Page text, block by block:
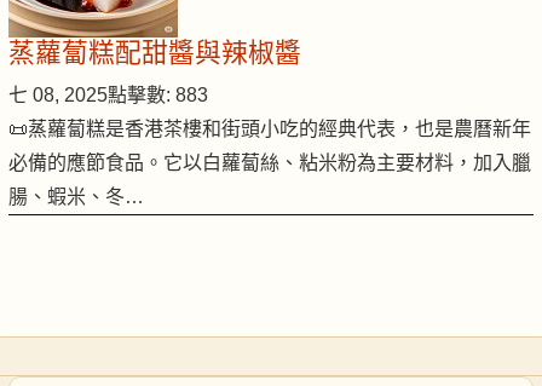
蒸蘿蔔糕配甜醬與辣椒醬
七 08, 2025點擊數: 883
📜蒸蘿蔔糕是香港茶樓和街頭小吃的經典代表，也是農曆新年
必備的應節食品。它以白蘿蔔絲、粘米粉為主要材料，加入臘
腸、蝦米、冬…